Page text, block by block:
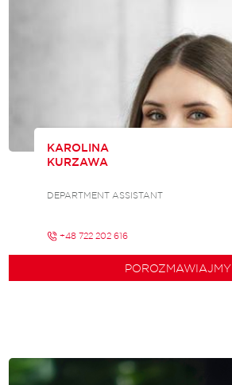
KAROLINA
KURZAWA
DEPARTMENT ASSISTANT
+48 722 202 616
POROZMAWIAJMY